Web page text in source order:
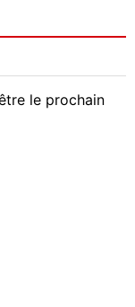
le prochain